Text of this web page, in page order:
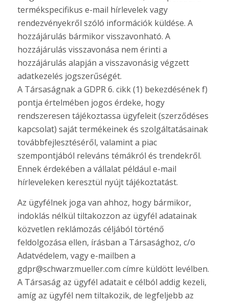
termékspecifikus e-mail hírlevelek vagy
rendezvényekről szóló információk küldése. A
hozzájárulás bármikor visszavonható. A
hozzájárulás visszavonása nem érinti a
hozzájárulás alapján a visszavonásig végzett
adatkezelés jogszerűségét.
A Társaságnak a GDPR 6. cikk (1) bekezdésének f)
pontja értelmében jogos érdeke, hogy
rendszeresen tájékoztassa ügyfeleit (szerződéses
kapcsolat) saját termékeinek és szolgáltatásainak
továbbfejlesztéséről, valamint a piac
szempontjából releváns témákról és trendekről.
Ennek érdekében a vállalat például e-mail
hírleveleken keresztül nyújt tájékoztatást.
Az ügyfélnek joga van ahhoz, hogy bármikor,
indoklás nélkül tiltakozzon az ügyfél adatainak
közvetlen reklámozás céljából történő
feldolgozása ellen, írásban a Társasághoz, c/o
Adatvédelem, vagy e-mailben a
gdpr@schwarzmueller.com címre küldött levélben.
A Társaság az ügyfél adatait e célból addig kezeli,
amíg az ügyfél nem tiltakozik, de legfeljebb az